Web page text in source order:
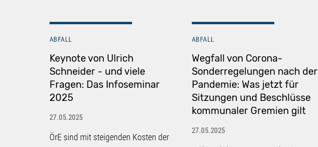
ABFALL
Keynote von Ulrich
Schneider - und viele
Fragen: Das Infoseminar
2025
27.05.2025
ÖrE sind mit steigenden Kosten der
ABFALL
Wegfall von Corona-
Sonderregelungen nach der
Pandemie: Was jetzt für
Sitzungen und Beschlüsse
kommunaler Gremien gilt
27.05.2025